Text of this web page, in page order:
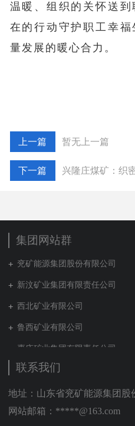
温暖、组织的关怀送
在的行动守护职工幸
量发展的暖心合力。
暂无上一篇
集团网站群
兖矿能源集团股份有限公司
新汶矿业集团有限责任公司
西北矿业有限公司
鲁西矿业有限公司
枣庄矿业集团有限责任公司
兖矿新疆能化有限公司
山东泰山地勘集团
新能源集团有限公司
联系我们
地址：山东省兖矿能源集团股
网站邮箱：*****@163.com